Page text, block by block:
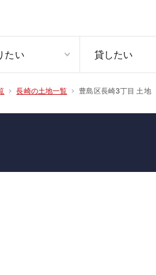
たい 貸したい
長崎の土地一覧 豊島区長崎3丁目 土地